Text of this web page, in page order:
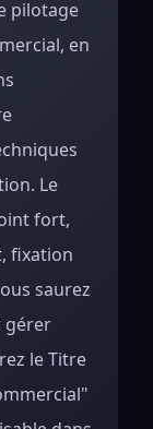
pilotage
en
Le
fort,
fixation
saurez
gérer
le Titre